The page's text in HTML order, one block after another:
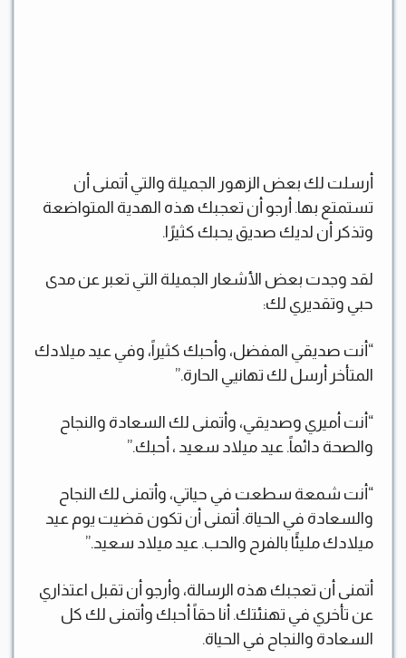
أرسلت لك بعض الزهور الجميلة والتي أتمنى أن
تستمتع بها. أرجو أن تعجبك هذه الهدية المتواضعة
وتذكر أن لديك صديق يحبك كثيرًا.
لقد وجدت بعض الأشعار الجميلة التي تعبر عن مدى
حبي وتقديري لك:
“أنت صديقي المفضل، وأحبك كثيراً، وفي عيد ميلادك
المتأخر أرسل لك تهانيي الحارة.”
“أنت أميري وصديقي، وأتمنى لك السعادة والنجاح
والصحة دائماً. عيد ميلاد سعيد ، أحبك.”
“أنت شمعة سطعت في حياتي، وأتمنى لك النجاح
والسعادة في الحياة. أتمنى أن تكون قضيت يوم عيد
ميلادك مليئًا بالفرح والحب. عيد ميلاد سعيد.”
أتمنى أن تعجبك هذه الرسالة، وأرجو أن تقبل اعتذاري
عن تأخري في تهنئتك. أنا حقاً أحبك وأتمنى لك كل
السعادة والنجاح في الحياة.